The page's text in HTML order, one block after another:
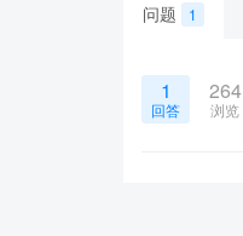
问题 1
1
回答
264
浏览